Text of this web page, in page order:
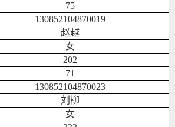
75
130852104870019
赵越
女
202
71
130852104870023
刘柳
女